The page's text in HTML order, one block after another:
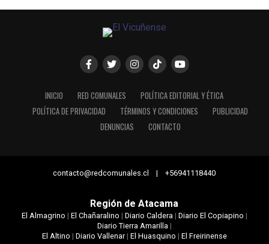
INICIO RED COMUNALES
POLÍTICA EDITORIAL Y ÉTICA
POLÍTICA DE PRIVACIDAD
TÉRMINOS Y CONDICIONES
PUBLICIDAD
DENUNCIAS
CONTACTO
contacto@redcomunales.cl | +56941118440
Región de Atacama
El Almagrino | El Chañaralino | Diario Caldera| Diario El Copiapino |
Diario Tierra Amarilla|
El Altino | Diario Vallenar| El Huasquino | El Freirinense